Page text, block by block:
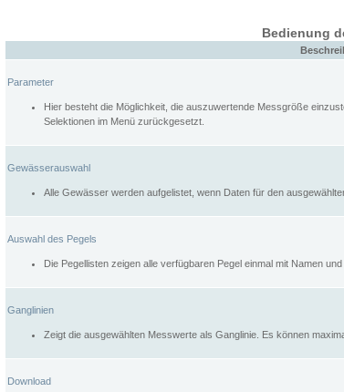
Bedienung
Parameter
Hier besteht die Möglichkeit, die auszuwertende Messgröße
Selektionen im Menü zurückgesetzt.
Gewässerauswahl
Alle Gewässer werden aufgelistet, wenn Daten für den
Auswahl des Pegels
Die Pegellisten zeigen alle verfügbaren Pegel einmal mit Namen
Ganglinien
Zeigt die ausgewählten Messwerte als Ganglinie. Es können
Download